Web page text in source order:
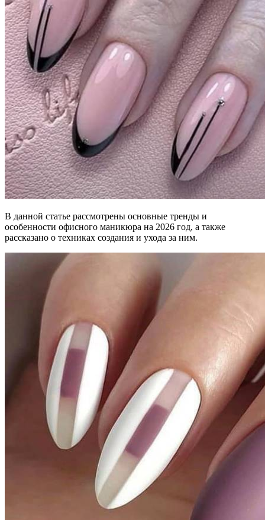
В данной статье рассмотрены основные тренды и
особенности офисного маникюра на 2026 год, а также
рассказано о техниках создания и ухода за ним.